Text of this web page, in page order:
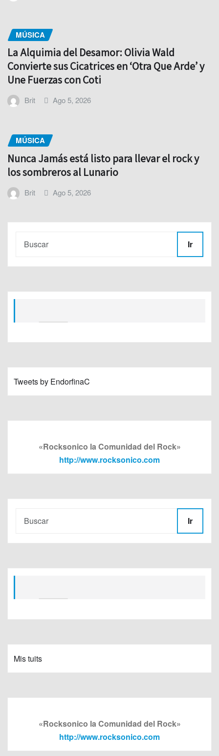
MÚSICA
La Alquimia del Desamor: Olivia Wald
Convierte sus Cicatrices en ‘Otra Que Arde’ y
Une Fuerzas con Coti
Brit Ago 5, 2026
MÚSICA
Nunca Jamás está listo para llevar el rock y
los sombreros al Lunario
Brit Ago 5, 2026
Ir
Tweets by EndorfinaC
«Rocksonico la Comunidad del Rock»
http://www.rocksonico.com
Ir
Mis tuits
«Rocksonico la Comunidad del Rock»
http://www.rocksonico.com